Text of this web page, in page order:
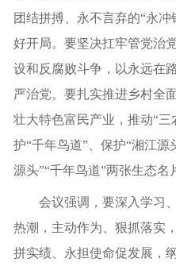
团结拼搏、永不言弃的“永冲
好开局。要坚决扛牢管党治
设和反腐败斗争，以永远在
严治党。要扎实推进乡村全
壮大特色富民产业，推动“
护“千年鸟道”、保护“湘江源
源头”“千年鸟道”两张生态名
会议强调，要深入学习
热潮，主动作为、狠抓落实
拼实绩、永担使命促发展，